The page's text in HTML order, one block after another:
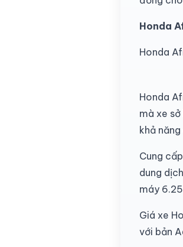
Honda
Honda
Honda
mà xe
khả
Cung
dung
máy
Giá xe
với bản